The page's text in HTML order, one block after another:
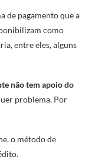
de pagamento que a
como
entre eles, alguns
não tem apoio do
problema. Por
o método de